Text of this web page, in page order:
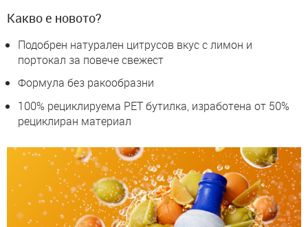
Какво е новото?
Подобрен натурален цитрусов вкус с лимон и
портокал за повече свежест
Формула без ракообразни
100% рециклируема PET бутилка, изработена от 50%
рециклиран материал